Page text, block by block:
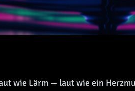
wie Lärm — laut wie ein